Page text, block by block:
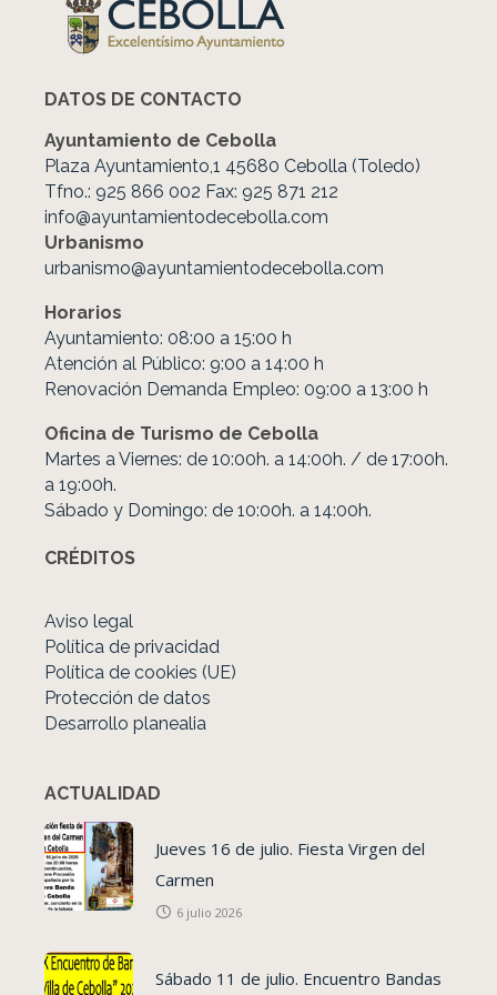
DATOS DE CONTACTO
Ayuntamiento de Cebolla
Plaza Ayuntamiento,1 45680 Cebolla (Toledo)
Tfno.: 925 866 002 Fax: 925 871 212
info@ayuntamientodecebolla.com
Urbanismo
urbanismo@ayuntamientodecebolla.com
Horarios
Ayuntamiento: 08:00 a 15:00 h
Atención al Público: 9:00 a 14:00 h
Renovación Demanda Empleo: 09:00 a 13:00 h
Oficina de Turismo de Cebolla
Martes a Viernes: de 10:00h. a 14:00h. / de 17:00h.
a 19:00h.
Sábado y Domingo: de 10:00h. a 14:00h.
CRÉDITOS
Aviso legal
Política de privacidad
Política de cookies (UE)
Protección de datos
Desarrollo planealia
ACTUALIDAD
Jueves 16 de julio. Fiesta Virgen del
Carmen
6 julio 2026
Sábado 11 de julio. Encuentro Bandas